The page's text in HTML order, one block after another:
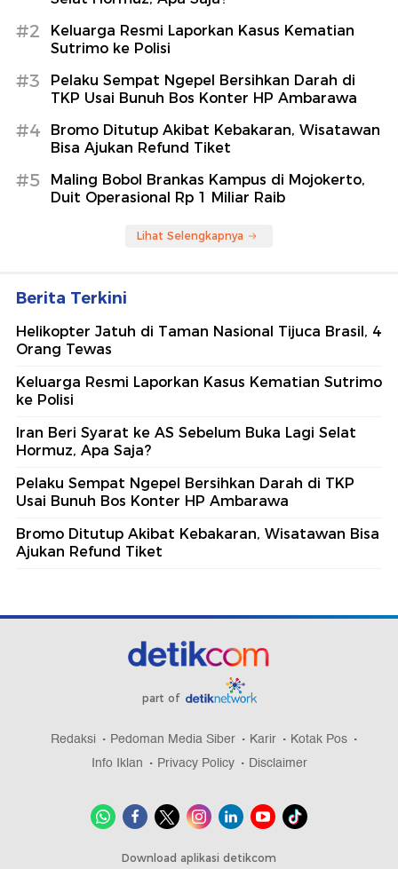
#2
Keluarga Resmi Laporkan Kasus Kematian
Sutrimo ke Polisi
#3
Pelaku Sempat Ngepel Bersihkan Darah di
TKP Usai Bunuh Bos Konter HP Ambarawa
#4
Bromo Ditutup Akibat Kebakaran, Wisatawan
Bisa Ajukan Refund Tiket
#5
Maling Bobol Brankas Kampus di Mojokerto,
Duit Operasional Rp 1 Miliar Raib
Lihat Selengkapnya
Berita Terkini
Helikopter Jatuh di Taman Nasional Tijuca Brasil, 4
Orang Tewas
Keluarga Resmi Laporkan Kasus Kematian Sutrimo
ke Polisi
Iran Beri Syarat ke AS Sebelum Buka Lagi Selat
Hormuz, Apa Saja?
Pelaku Sempat Ngepel Bersihkan Darah di TKP
Usai Bunuh Bos Konter HP Ambarawa
Bromo Ditutup Akibat Kebakaran, Wisatawan Bisa
Ajukan Refund Tiket
part of
Redaksi Pedoman Media Siber Karir
Kotak Pos
Info Iklan
Privacy Policy Disclaimer
Download aplikasi detikcom